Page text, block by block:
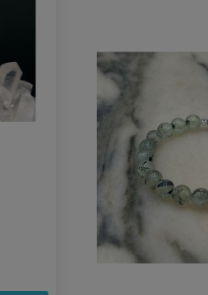
¿Cómo cuido mis minerales?
¿Cómo cuido mis minerales?